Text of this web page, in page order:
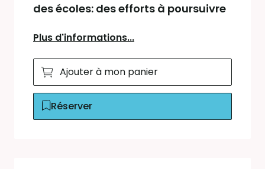
des écoles: des efforts à poursuivre
Plus d'informations...
Ajouter à mon panier
Réserver